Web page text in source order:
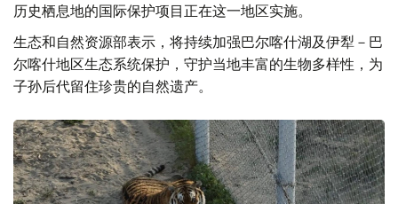
历史栖息地的国际保护项目正在这一地区实施。
生态和自然资源部表示，将持续加强巴尔喀什湖及伊犁－巴
尔喀什地区生态系统保护，守护当地丰富的生物多样性，为
子孙后代留住珍贵的自然遗产。